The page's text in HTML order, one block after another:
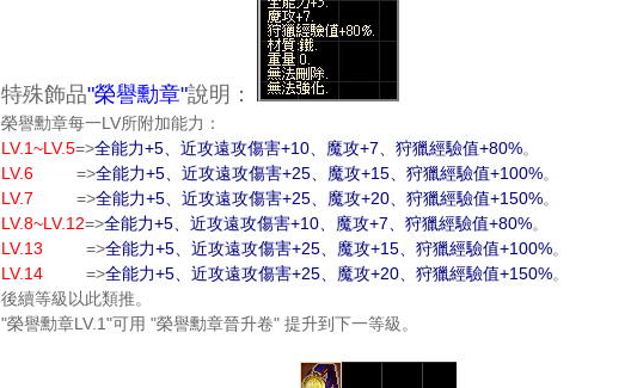
特殊飾品"榮譽勳章"說明：
榮譽勳章每一LV所附加能力：
LV.1~LV.5=>全能力+5、近攻遠攻傷害+10、魔攻+7、狩獵經驗值+80%。
LV.6 =>全能力+5、近攻遠攻傷害+25、魔攻+15、狩獵經驗值+100%。
LV.7 =>全能力+5、近攻遠攻傷害+25、魔攻+20、狩獵經驗值+150%。
LV.8~LV.12=>全能力+5、近攻遠攻傷害+10、魔攻+7、狩獵經驗值+80%。
LV.13 =>全能力+5、近攻遠攻傷害+25、魔攻+15、狩獵經驗值+100%。
LV.14 =>全能力+5、近攻遠攻傷害+25、魔攻+20、狩獵經驗值+150%。
後續等級以此類推。
"榮譽勳章LV.1"可用 "榮譽勳章晉升卷" 提升到下一等級。